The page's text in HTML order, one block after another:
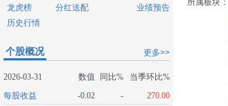
龙虎榜
分红送配
业绩预告
历史行情
更多>>
个股概况
2026-03-31 数值 同比%
当季环比%
每股收益
-0.02 -
270.00
所属板块：